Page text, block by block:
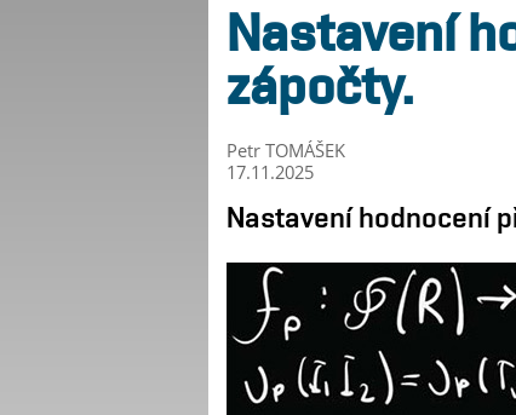
Nastavení
zápočty.
Petr TOMÁŠEK
17.11.2025
Nastavení hodnocení